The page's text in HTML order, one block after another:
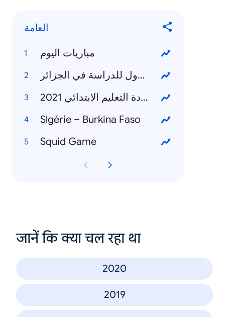
العامة
مباريات اليوم
الموقع الاول للدراسة في الجزائر
نتائج شهادة التعليم الابتدائي 2021
Slgérie – Burkina Faso
Squid Game
जानें कि क्या चल रहा था
2020
2019